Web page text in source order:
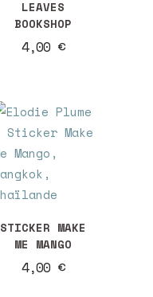
ancien
LEAVES
BOOKSHOP
4,00 €
STICKER MAKE
ME MANGO
4,00 €